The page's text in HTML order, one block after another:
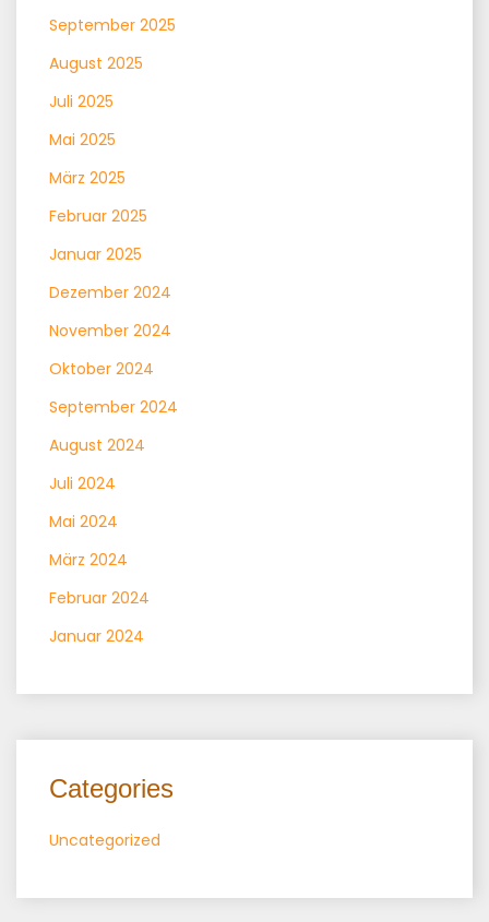
September 2025
August 2025
Juli 2025
Mai 2025
März 2025
Februar 2025
Januar 2025
Dezember 2024
November 2024
Oktober 2024
September 2024
August 2024
Juli 2024
Mai 2024
März 2024
Februar 2024
Januar 2024
Categories
Uncategorized